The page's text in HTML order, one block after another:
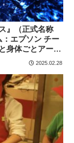
』（正式名称
：エプソン チー
身体ごとアート
2025.02.28